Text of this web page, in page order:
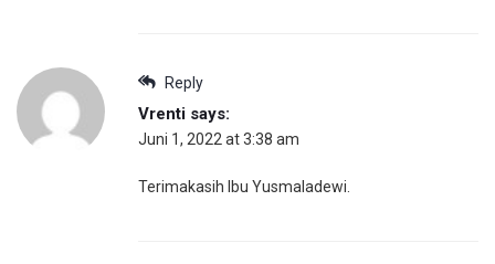
Reply
Vrenti says:
Juni 1, 2022 at 3:38 am
Terimakasih Ibu Yusmaladewi.